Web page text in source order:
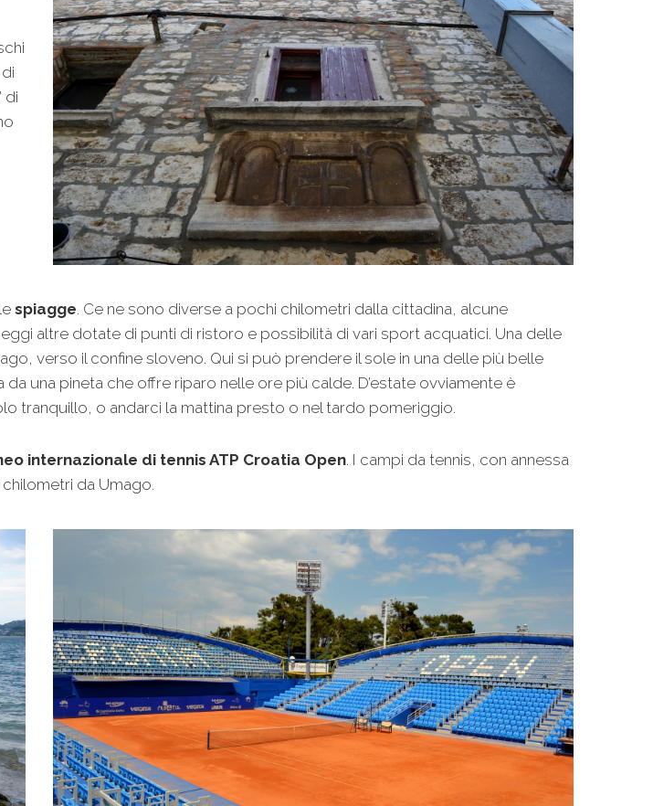
di
spiagge. Ce ne sono diverse a pochi chilometri dalla cittadina, alcune
altre dotate di punti di ristoro e possibilità di vari sport acquatici. Una delle
verso il confine sloveno. Qui si può prendere il sole in una delle più belle
una pineta che offre riparo nelle ore più calde. D’estate ovviamente è
tranquillo, o andarci la mattina presto o nel tardo pomeriggio.
internazionale di tennis ATP Croatia Open. I campi da tennis, con annessa
da Umago.